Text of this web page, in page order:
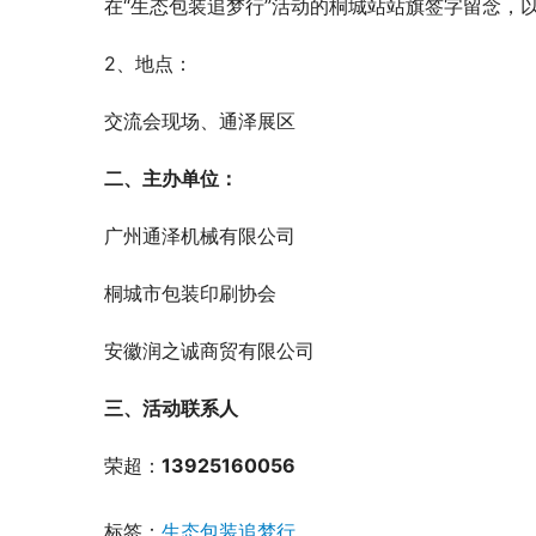
在“生态包装追梦行”活动的桐城站站旗签字留念，
2、地点：
交流会现场、通泽展区
二、主办单位：
广州通泽机械有限公司
桐城市包装印刷协会
安徽润之诚商贸有限公司
三、活动联系人
荣超： 13925160056